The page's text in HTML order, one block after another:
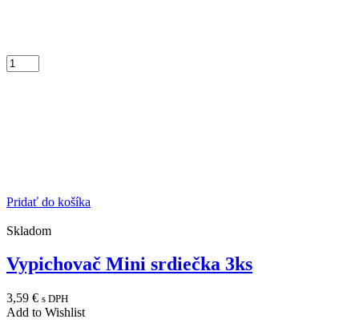
Pridať do košíka
Skladom
Vypichovač Mini srdiečka 3ks
3,59 € s DPH
Add to Wishlist